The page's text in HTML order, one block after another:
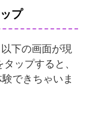
プ
下の画面が現
タップすると、
できちゃいま